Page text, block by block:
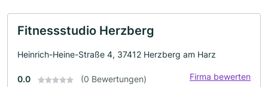
Fitnessstudio Herzberg
Heinrich-Heine-Straße 4, 37412 Herzberg am Harz
0.0 (0 Bewertungen) Firma bewerten